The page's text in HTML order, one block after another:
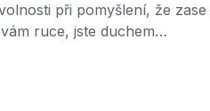
při pomyšlení, že zase
ruce, jste duchem
slyšíte manažera opakovat